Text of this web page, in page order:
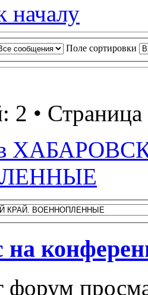
началу
Поле сортировки
2 • Страница
в
на
форум